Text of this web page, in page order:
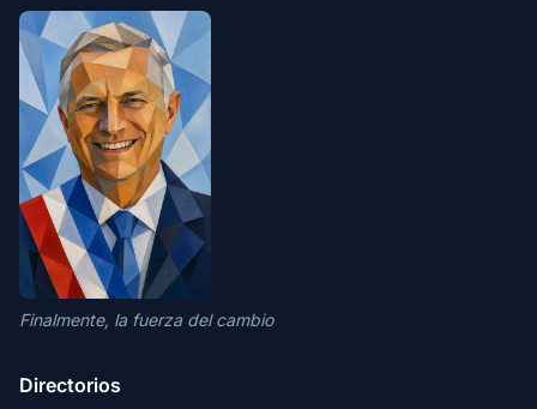
Finalmente, la fuerza del cambio
Directorios